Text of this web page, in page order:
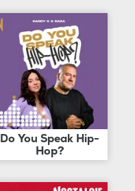
Do You Speak Hip-
Hop?